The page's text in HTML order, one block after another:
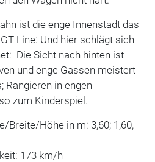
ist die enge Innenstadt das
Line: Und hier schlägt sich
Die Sicht nach hinten ist
und enge Gassen meistert
Rangieren in engen
zum Kinderspiel.
Breite/Höhe in m: 3,60; 1,60,
173 km/h